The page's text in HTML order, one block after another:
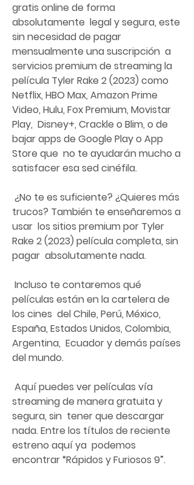
gratis online de forma
absolutamente  legal y segura, este
sin necesidad de pagar
mensualmente una suscripción  a
servicios premium de streaming la
película Tyler Rake 2 (2023) como
Netflix, HBO Max, Amazon Prime
Video, Hulu, Fox Premium, Movistar
Play,  Disney+, Crackle o Blim, o de
bajar apps de Google Play o App
Store que  no te ayudarán mucho a
satisfacer esa sed cinéfila.
trucos? También te enseñaremos a
usar  los sitios premium por Tyler
Rake 2 (2023) película completa, sin
pagar  absolutamente nada.
películas están en la cartelera de
los cines  del Chile, Perú, México,
España, Estados Unidos, Colombia,
Argentina,  Ecuador y demás países
del mundo.
streaming de manera gratuita y
segura, sin  tener que descargar
nada. Entre los títulos de reciente
estreno aquí ya  podemos
encontrar “Rápidos y Furiosos 9”.